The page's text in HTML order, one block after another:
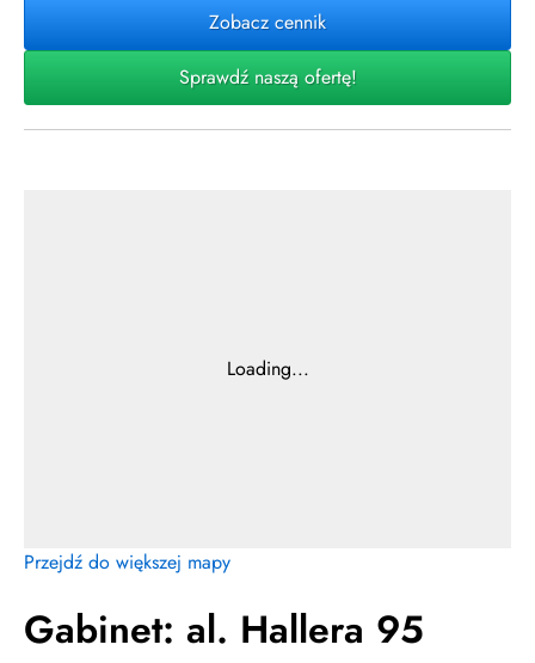
Zobacz cennik
Sprawdź naszą ofertę!
Przejdź do większej mapy
Gabinet: al. Hallera 95